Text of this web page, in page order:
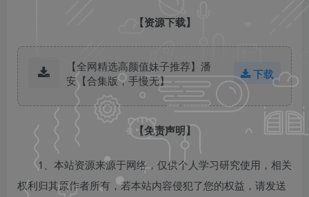
【资源下载】
【全网精选高颜值妹子推荐】潘
安【合集版，手慢无】
下载
【免责声明】
1、本站资源来源于网络，仅供个人学习研究使用，相关
权利归其原作者所有，若本站内容侵犯了您的权益，请发送